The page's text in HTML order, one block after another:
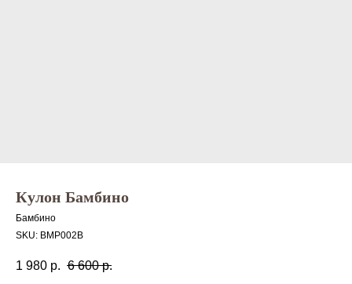
Кулон Бамбино
Бамбино
SKU: BMP002B
1 980 р. 6 600 р.